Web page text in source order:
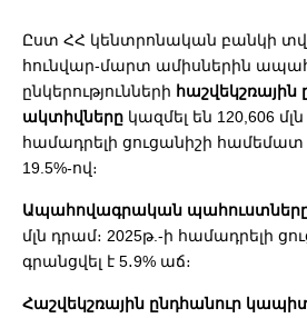
Ըստ ՀՀ կենտրոնական բանկի
հունվար-մարտ ամիսներին
ընկերությունների հաշվեկշռային
ակտիվները կազմել են 120,606
համադրելի ցուցանիշի
19.5%-ով։
Ապահովագրական
մլն դրամ։ 2025թ.-ի համադրելի
գրանցվել է 5․9% աճ։
Հաշվեկշռային ընդհանուր